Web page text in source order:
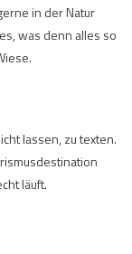
in der Natur
was denn alles so
lassen, zu texten.
läuft.